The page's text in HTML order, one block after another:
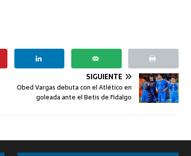
SIGUIENTE
Obed Vargas debuta con el Atlético en
goleada ante el Betis de Fidalgo